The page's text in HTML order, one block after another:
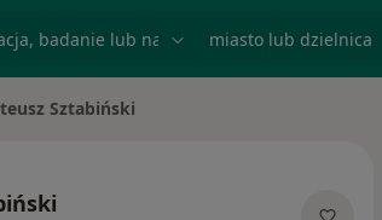
Sztabiński